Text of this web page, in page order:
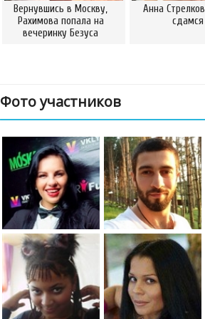
Вернувшись в Москву,
Рахимова попала на
вечеринку Безуса
Анна
сдамся
Фото участников